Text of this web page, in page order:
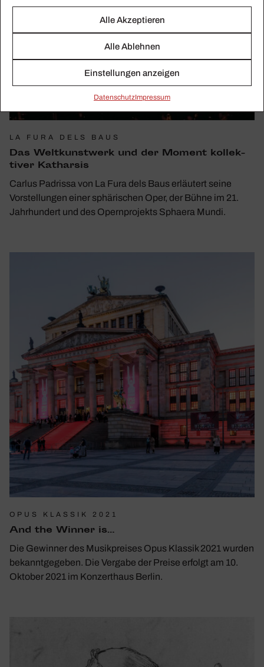
Alle Akzeptieren
Alle Ablehnen
Einstellungen anzeigen
Daten­schutzImpressum
LA FURA DELS BAUS
Das Welt­kunst­werk und der Moment kollek­
tiver Katharsis
Carlus Padrissa von La Fura dels Baus erläutert seine
Vorstellungen einer sphärischen Oper, der Bühne im 21.
Jahrhundert und des Opernprojekts Sphaera Mundi.
OPUS KLASSIK 2021
And the Winner is…
Die Gewinner des Musikpreises Opus Klassik 2021 wurden
bekanntgegeben. Die Vergabe der Preise erfolgt am 10.
Oktober 2021 im Konzerthaus Berlin.